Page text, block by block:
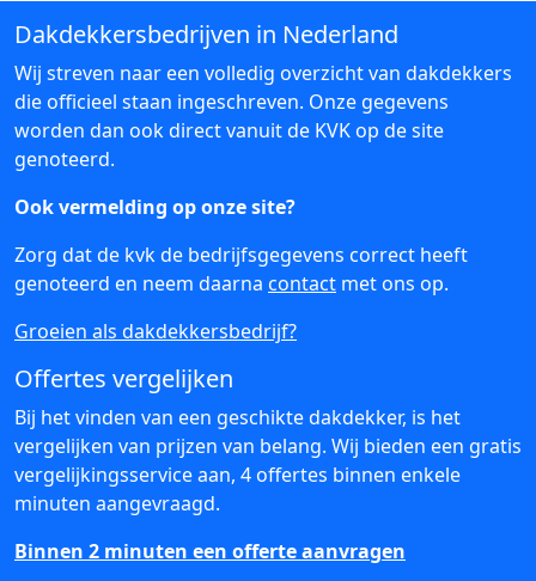
Dakdekkersbedrijven in Nederland
Wij streven naar een volledig overzicht van dakdekkers
die officieel staan ingeschreven. Onze gegevens
worden dan ook direct vanuit de KVK op de site
genoteerd.
Ook vermelding op onze site?
Zorg dat de kvk de bedrijfsgegevens correct heeft
genoteerd en neem daarna contact met ons op.
Groeien als dakdekkersbedrijf?
Offertes vergelijken
Bij het vinden van een geschikte dakdekker, is het
vergelijken van prijzen van belang. Wij bieden een gratis
vergelijkingsservice aan, 4 offertes binnen enkele
minuten aangevraagd.
Binnen 2 minuten een offerte aanvragen